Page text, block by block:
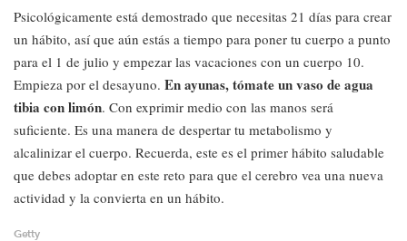
Psicológicamente está demostrado que necesitas 21 días para crear
un hábito, así que aún estás a tiempo para poner tu cuerpo a punto
para el 1 de julio y empezar las vacaciones con un cuerpo 10.
Empieza por el desayuno. En ayunas, tómate un vaso de agua
tibia con limón. Con exprimir medio con las manos será
suficiente. Es una manera de despertar tu metabolismo y
alcalinizar el cuerpo. Recuerda, este es el primer hábito saludable
que debes adoptar en este reto para que el cerebro vea una nueva
actividad y la convierta en un hábito.
Getty